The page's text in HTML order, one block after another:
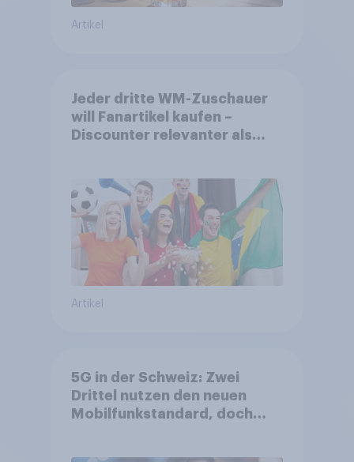
Artikel
Jeder dritte WM-Zuschauer
will Fanartikel kaufen –
Discounter relevanter als
Artikel
5G in der Schweiz: Zwei
Drittel nutzen den neuen
Mobilfunkstandard, doch